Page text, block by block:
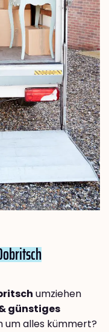
umziehen
günstiges
um alles kümmert?